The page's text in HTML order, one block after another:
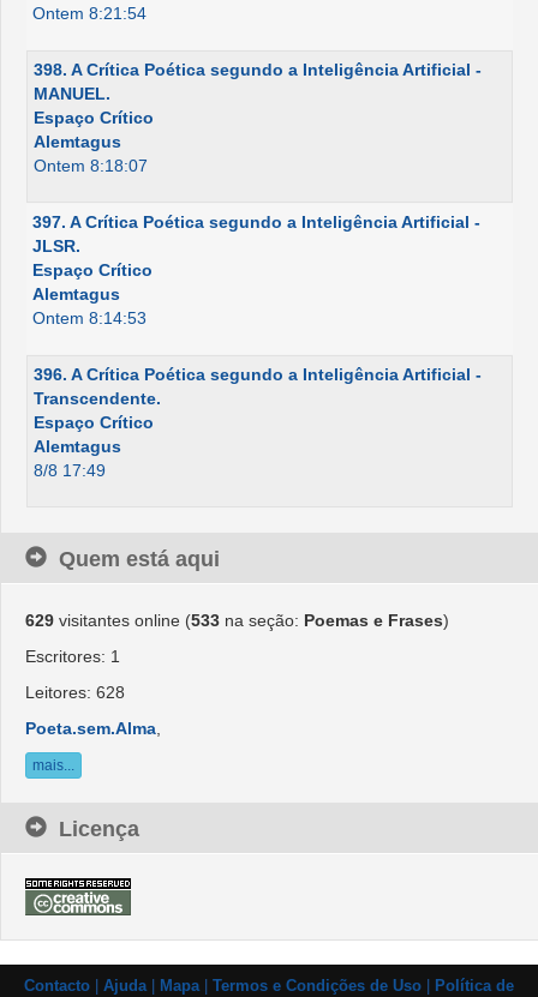
Ontem 8:21:54
398. A Crítica Poética segundo a Inteligência Artificial -
MANUEL.
Espaço Crítico
Alemtagus
Ontem 8:18:07
397. A Crítica Poética segundo a Inteligência Artificial -
JLSR.
Espaço Crítico
Alemtagus
Ontem 8:14:53
396. A Crítica Poética segundo a Inteligência Artificial -
Transcendente.
Espaço Crítico
Alemtagus
8/8 17:49
Quem está aqui
629 visitantes online (533 na seção: Poemas e Frases)
Escritores: 1
Leitores: 628
Poeta.sem.Alma
mais...
Licença
Contacto Ajuda| Mapa| Termos e Condições de Uso
Política de